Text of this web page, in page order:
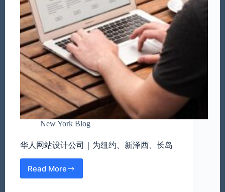
New York Blog
华人网站设计公司｜为纽约、新泽西、长岛
Read More
华